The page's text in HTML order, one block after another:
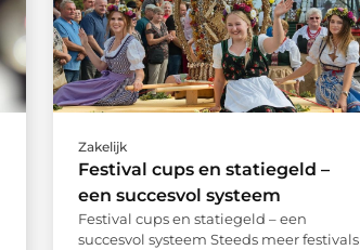
Zakelijk
Festival cups en statiegeld –
een succesvol systeem
Festival cups en statiegeld – een
succesvol systeem Steeds meer festivals